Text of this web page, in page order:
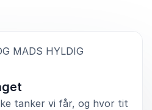
MADS HYLDIG
tanker vi får, og hvor tit